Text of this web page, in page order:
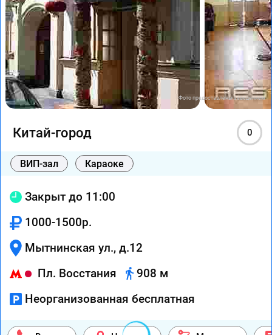
Фото предоставлены заведением
Китай-город 0
ВИП-зал Караоке
Закрыт до 11:00
1000-1500р.
Мытнинская ул., д.12
Пл. Восстания
908 м
Неорганизованная бесплатная